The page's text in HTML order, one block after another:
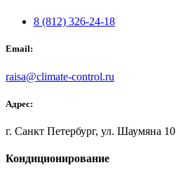
8 (812) 326-24-18
Email:
raisa@climate-control.ru
Адрес:
г. Санкт Петербург, ул. Шаумяна 10
Кондиционирование